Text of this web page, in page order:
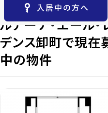
検索条件
閲覧履歴
マイホームを考え始め
ご購入の流れ・諸費用
key_vertical 入居中の方へ
ルアーナ・エール・
デンス卸町で現在
中の物件